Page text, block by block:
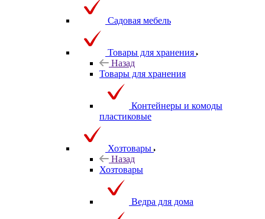
Садовая мебель
Товары для хранения
Назад
Товары для хранения
Контейнеры и комоды
пластиковые
Хозтовары
Назад
Хозтовары
Ведра для дома